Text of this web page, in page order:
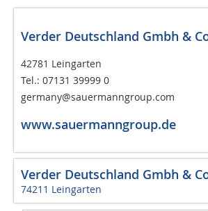
Verder Deutschland Gmbh &
42781 Leingarten
Tel.: 07131 39999 0
germany@sauermanngroup.com
www.sauermanngroup.de
Verder Deutschland Gmbh &
74211 Leingarten